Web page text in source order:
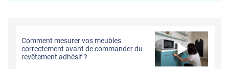
Comment mesurer vos meubles
correctement avant de commander du
revêtement adhésif ?